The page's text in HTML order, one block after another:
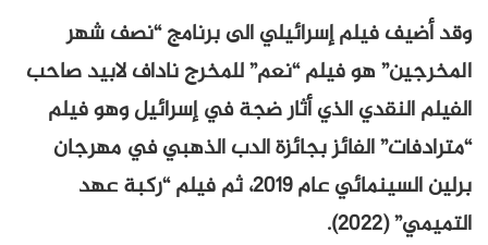
وقد أضيف فيلم إسرائيلي الى برنامج “نصف شهر
المخرجين” هو فيلم “نعم” للمخرج ناداف لابيد صاحب
الفيلم النقدي الذي أثار ضجة في إسرائيل وهو فيلم
“مترادفات” الفائز بجائزة الدب الذهبي في مهرجان
برلين السينمائي عام 2019، ثم فيلم “ركبة عهد
التميمي” (2022).